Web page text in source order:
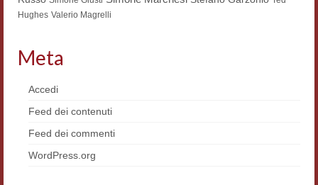
Koreanische Literatur und Kultur
Testi Mediolatini
Hughes Valerio Magrelli
Meta
Accedi
Feed dei contenuti
Feed dei commenti
WordPress.org